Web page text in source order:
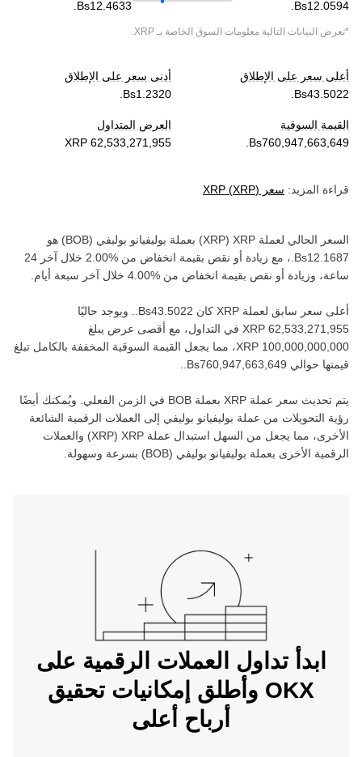
*تعرض البيانات التالية معلومات السوق الخاصة بـ XRP
.
أعلى سعر على الإطلاق
أدنى سعر على الإطلاق
القيمة السوقية
العرض المتداول
قراءة المزيد: سعر XRP (XRP)
السعر الحالي لعملة ‏ XRP
(‏
XRP) بعملة ‏ بوليفيانو بوليفي (‏
BOB) هو
، مع زيادة أو نقص بقيمة ‏ انخفاض من ‏
خلال آخر 24
ساعة، وزيادة أو نقص بقيمة ‏ انخفاض من ‏ خلال آخر سبعة أيام.
أعلى سعر سابق لعملة ‏ XRP كان ‏
. ويوجد حاليًا
في التداول، مع أقصى عرض يبلغ
، مما يجعل القيمة السوقية المخففة بالكامل تبلغ
قيمتها حوالي ‏
يتم تحديث سعر عملة ‏ XRP بعملة ‏ BOB في الزمن الفعلي. ويُمكنك أيضًا
رؤية التحويلات من عملة ‏ بوليفيانو بوليفي إلى العملات الرقمية الشائعة
الأخرى، مما يجعل من السهل استبدال عملة ‏ XRP
(‏
XRP) والعملات
الرقمية الأخرى بعملة ‏ بوليفيانو بوليفي (‏
BOB) بسرعة وسهولة.
ابدأ تداول العملات الرقمية على
OKX وأطلق إمكانيات تحقيق
أرباح أعلى